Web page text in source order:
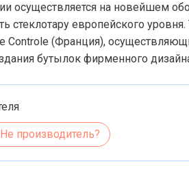
осуществляется на новейшем
европейского уровня.
(Франция),
бутылок фирменного
Не производитель?